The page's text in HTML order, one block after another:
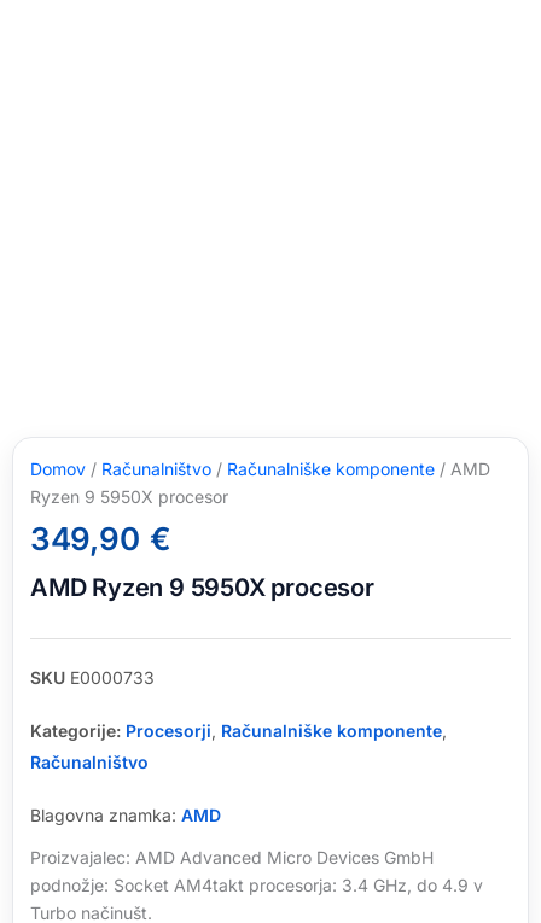
Domov / Računalništvo / Računalniške komponente / AMD
Ryzen 9 5950X procesor
349,90 €
AMD Ryzen 9 5950X procesor
SKU E0000733
Kategorije: Procesorji, Računalniške komponente,
Računalništvo
Blagovna znamka: AMD
Proizvajalec: AMD Advanced Micro Devices GmbH
podnožje: Socket AM4takt procesorja: 3.4 GHz, do 4.9 v
Turbo načinušt.